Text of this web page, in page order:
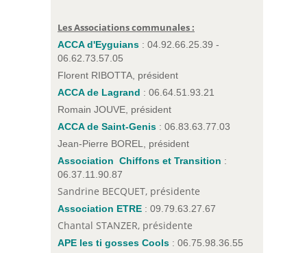
Les Associations communales :
ACCA d'Eyguians : 04.92.66.25.39 -
06.62.73.57.05
Florent RIBOTTA, président
ACCA de Lagrand : 06.64.51.93.21
Romain JOUVE, président
ACCA de Saint-Genis : 06.83.63.77.03
Jean-Pierre BOREL, président
Association Chiffons et Transition :
06.37.11.90.87
Sandrine BECQUET, présidente
Association ETRE : 09.79.63.27.67
Chantal STANZER, présidente
APE les ti gosses Cools : 06.75.98.36.55